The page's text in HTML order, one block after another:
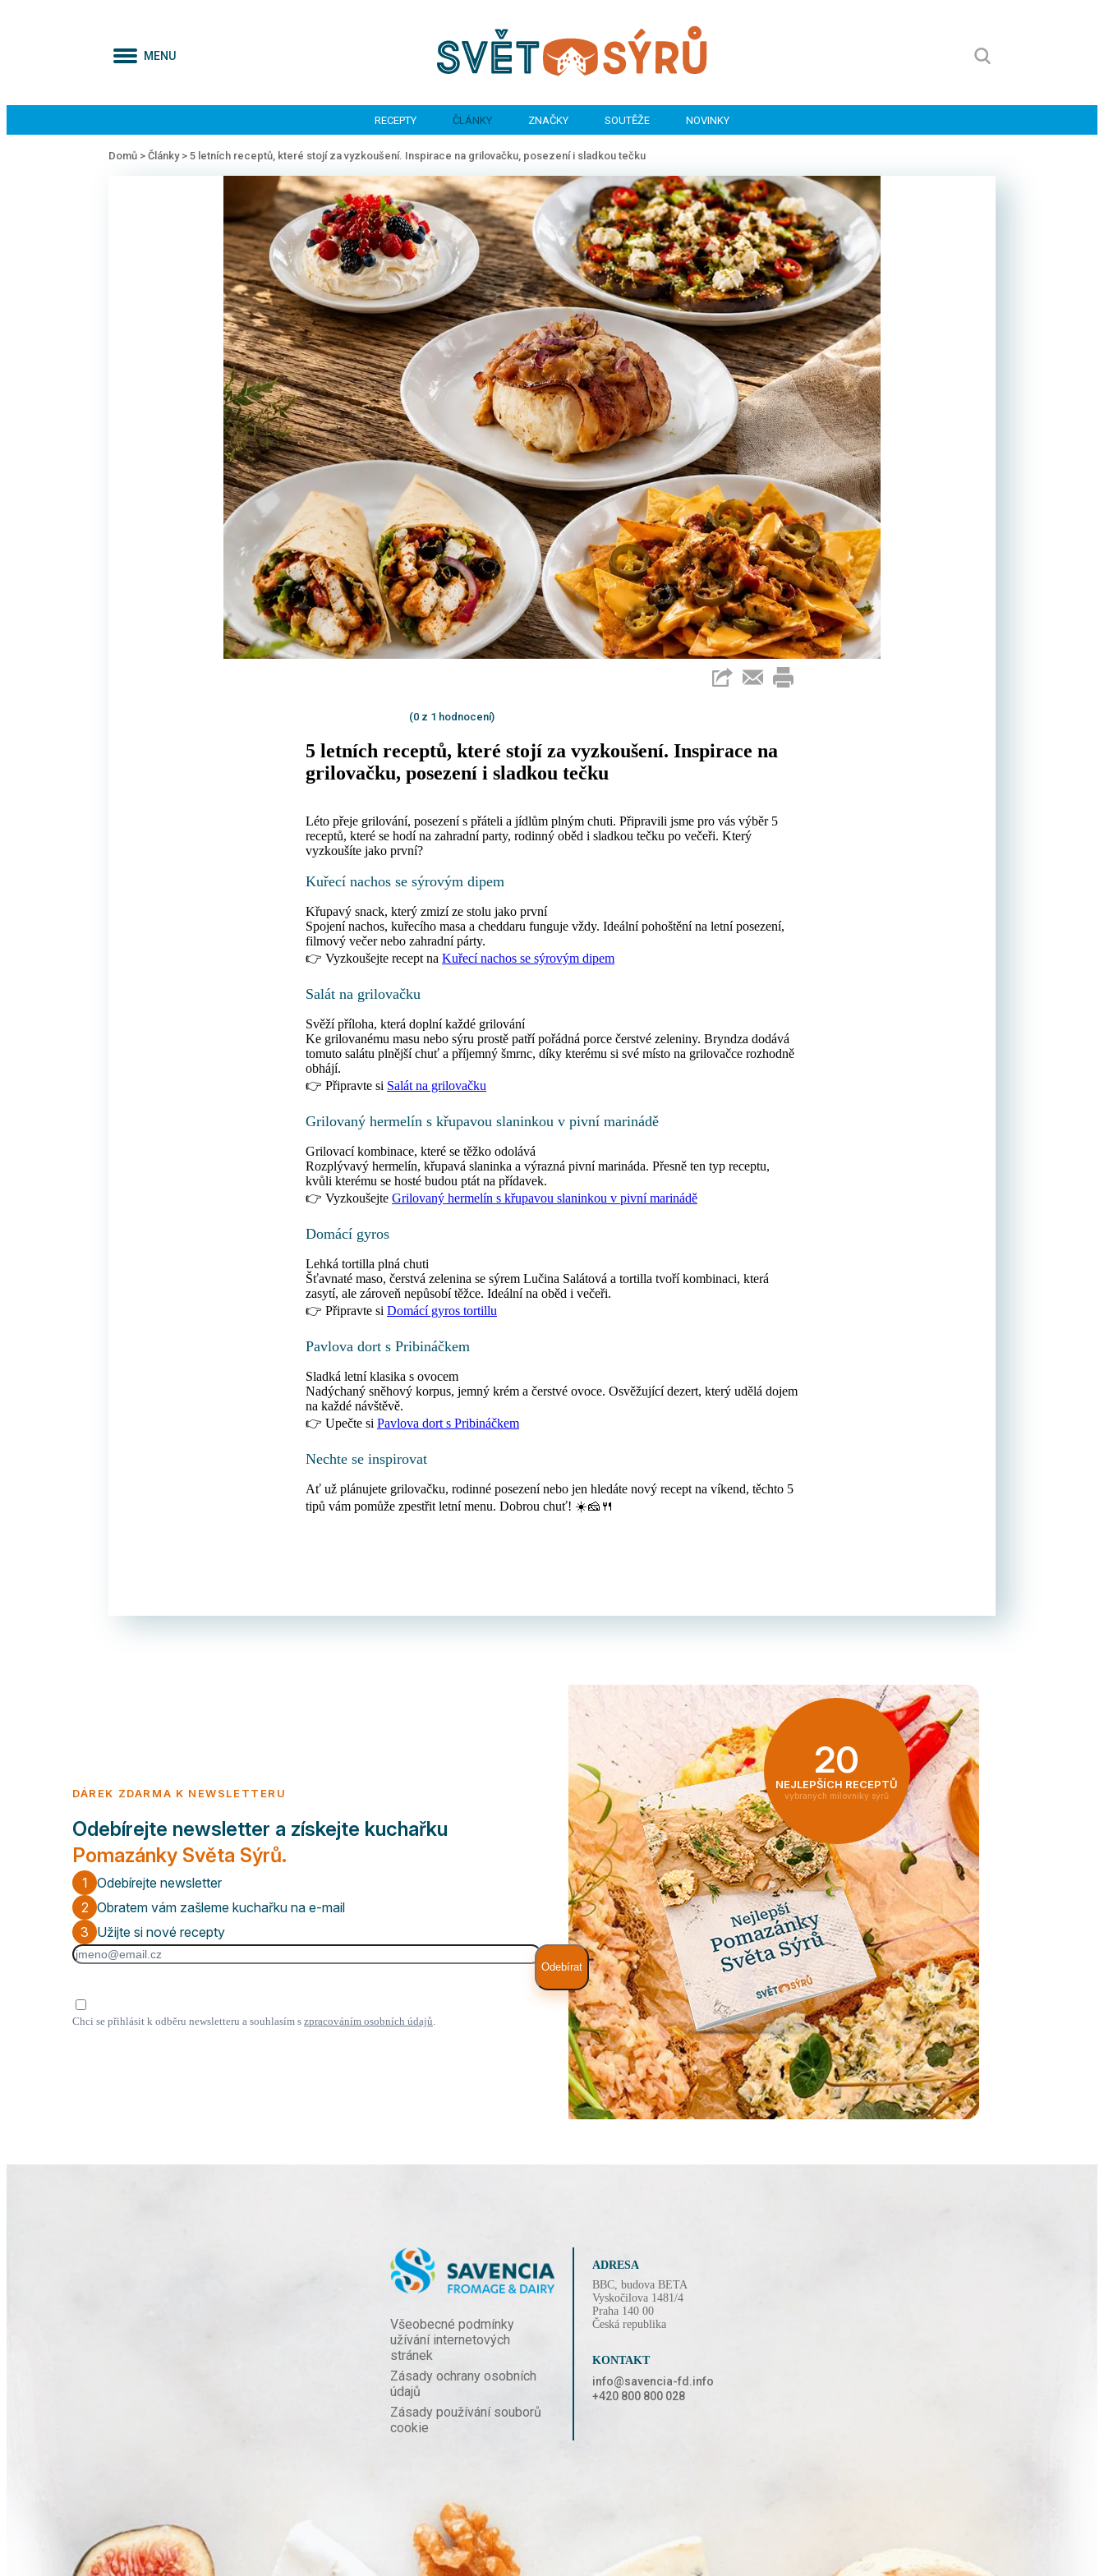
MENU
RECEPTY ČLÁNKY ZNAČKY SOUTĚŽE NOVINKY
Domů > Články > 5 letních receptů, které stojí za vyzkoušení. Inspirace na grilovačku, posezení i sladkou tečku
(0 z 1 hodnocení)
5 letních receptů, které stojí za vyzkoušení. Inspirace na
grilovačku, posezení i sladkou tečku
Léto přeje grilování, posezení s přáteli a jídlům plným chuti. Připravili jsme pro vás výběr 5
receptů, které se hodí na zahradní party, rodinný oběd i sladkou tečku po večeři. Který
vyzkoušíte jako první?
Kuřecí nachos se sýrovým dipem
Křupavý snack, který zmizí ze stolu jako první
Spojení nachos, kuřecího masa a cheddaru funguje vždy. Ideální pohoštění na letní posezení,
filmový večer nebo zahradní párty.
👉 Vyzkoušejte recept na Kuřecí nachos se sýrovým dipem
Salát na grilovačku
Svěží příloha, která doplní každé grilování
Ke grilovanému masu nebo sýru prostě patří pořádná porce čerstvé zeleniny. Bryndza dodává
tomuto salátu plnější chuť a příjemný šmrnc, díky kterému si své místo na grilovačce rozhodně
obhájí.
👉 Připravte si Salát na grilovačku
Grilovaný hermelín s křupavou slaninkou v pivní marinádě
Grilovací kombinace, které se těžko odolává
Rozplývavý hermelín, křupavá slaninka a výrazná pivní marináda. Přesně ten typ receptu,
kvůli kterému se hosté budou ptát na přídavek.
👉 Vyzkoušejte Grilovaný hermelín s křupavou slaninkou v pivní marinádě
Domácí gyros
Lehká tortilla plná chuti
Šťavnaté maso, čerstvá zelenina se sýrem Lučina Salátová a tortilla tvoří kombinaci, která
zasytí, ale zároveň nepůsobí těžce. Ideální na oběd i večeři.
👉 Připravte si Domácí gyros tortillu
Pavlova dort s Pribináčkem
Sladká letní klasika s ovocem
Nadýchaný sněhový korpus, jemný krém a čerstvé ovoce. Osvěžující dezert, který udělá dojem
na každé návštěvě.
👉 Upečte si Pavlova dort s Pribináčkem
Nechte se inspirovat
Ať už plánujete grilovačku, rodinné posezení nebo jen hledáte nový recept na víkend, těchto 5
tipů vám pomůže zpestřit letní menu. Dobrou chuť! ☀️🧀🍴
20
NEJLEPŠÍCH RECEPTŮ
vybraných milovníky sýrů
DÁREK ZDARMA K NEWSLETTERU
Odebírejte newsletter a získejte kuchařku
Pomazánky Světa Sýrů.
1 Odebírejte newsletter
2 Obratem vám zašleme kuchařku na e-mail
3 Užijte si nové recepty
Odebírat
Chci se přihlásit k odběru newsletteru a souhlasím s zpracováním osobních údajů
Všeobecné podmínky
užívání internetových
stránek
Zásady ochrany osobních
údajů
Zásady používání souborů
cookie
ADRESA
BBC, budova BETA
Vyskočilova 1481/4
Praha 140 00
Česká republika
KONTAKT
info@savencia-fd.info
+420 800 800 028